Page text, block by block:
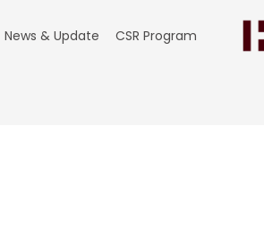
News & Update CSR Program